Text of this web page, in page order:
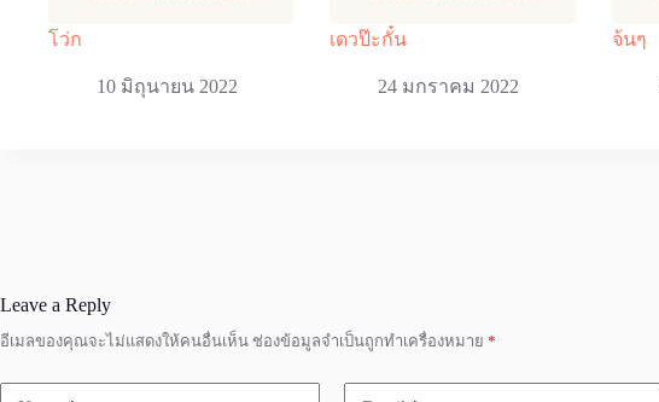
โว่ก
10 มิถุนายน 2022
เดวป๊ะกั๋น
24 มกราคม 2022
จ้นๆ
Leave a Reply
อีเมลของคุณจะไม่แสดงให้คนอื่นเห็น ช่องข้อมูลจำเป็นถูกทำเครื่องหมาย *